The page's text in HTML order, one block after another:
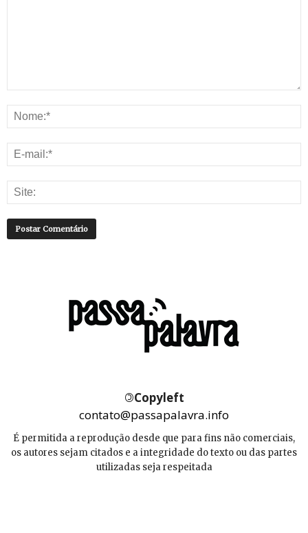
©Copyleft
contato@passapalavra.info
É permitida a reprodução desde que para fins não comerciais,
os autores sejam citados e a integridade do texto ou das partes
utilizadas seja respeitada